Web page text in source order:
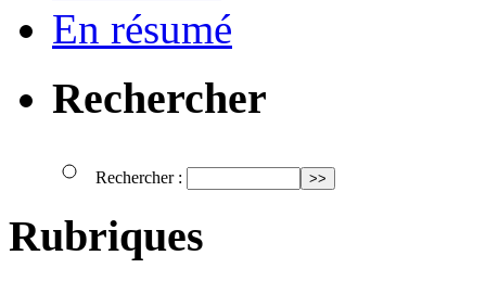
En résumé
Rechercher
Rechercher :
Rubriques